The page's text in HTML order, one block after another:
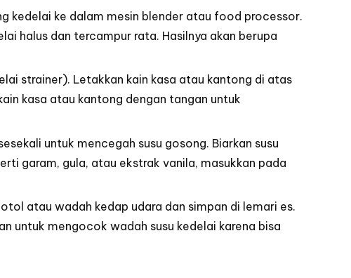
kedelai ke dalam mesin blender atau food processor.
halus dan tercampur rata. Hasilnya akan berupa
strainer). Letakkan kain kasa atau kantong di atas
kasa atau kantong dengan tangan untuk
untuk mencegah susu gosong. Biarkan susu
garam, gula, atau ekstrak vanila, masukkan pada
atau wadah kedap udara dan simpan di lemari es.
untuk mengocok wadah susu kedelai karena bisa